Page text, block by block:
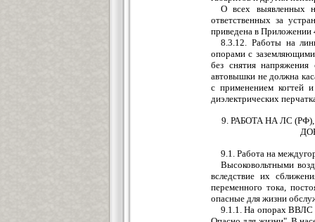
О всех выявленных
ответственных за
приведена в Приложении
8.3.12. Работы на
опорами с заземляющими
без снятия
автовышки не должна
с применением когтей
диэлектрических
9. РАБОТА НА ЛС
9.1. Работа на
Высоковольтными
вследствие их
переменного тока,
опасные для жизни
9.1.1. На опорах ВВЛС